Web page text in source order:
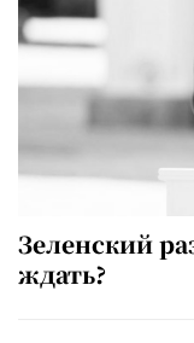
Зеленский
ждать?